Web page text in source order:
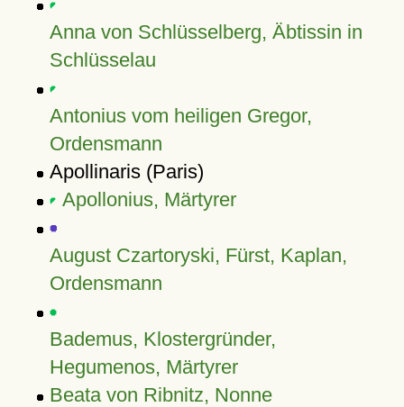
Anna von Schlüsselberg, Äbtissin in
Schlüsselau
Antonius vom heiligen Gregor,
Ordensmann
Apollinaris (Paris)
Apollonius, Märtyrer
August Czartoryski, Fürst, Kaplan,
Ordensmann
Bademus, Klostergründer,
Hegumenos, Märtyrer
Beata von Ribnitz, Nonne